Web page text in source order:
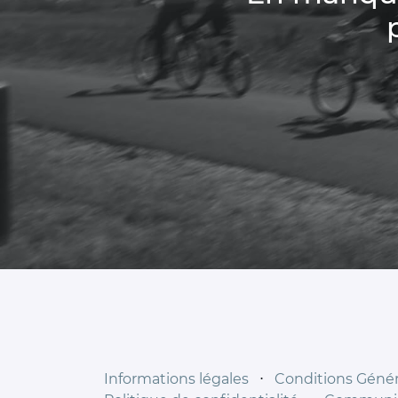
Informations légales ⋅ Conditions